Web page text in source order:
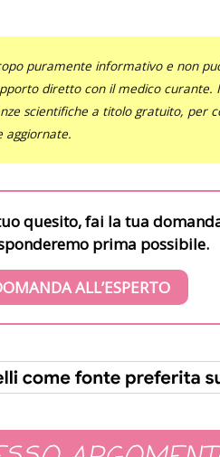
puramente informativo e non
diretto con il medico curante.
scientifiche a titolo gratuito, per
aggiornate.
quesito, fai la tua
prima possibile.
ALL’ESPERTO